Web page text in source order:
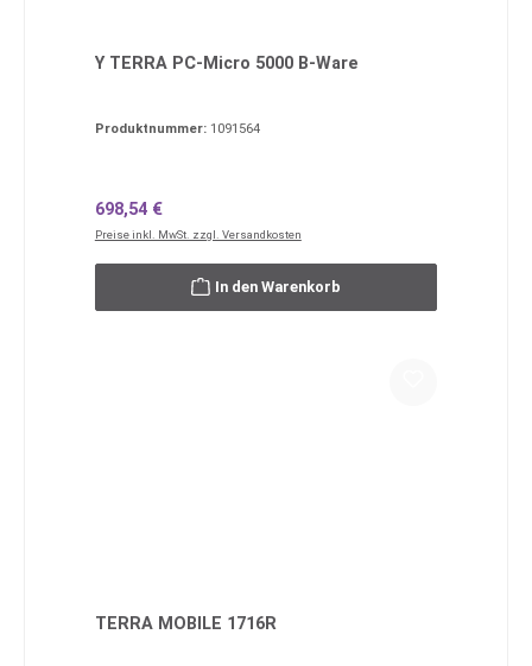
Y TERRA PC-Micro 5000 B-Ware
Produktnummer: 1091564
Regulärer Preis:
698,54 €
Preise inkl. MwSt. zzgl. Versandkosten
In den Warenkorb
TERRA MOBILE 1716R